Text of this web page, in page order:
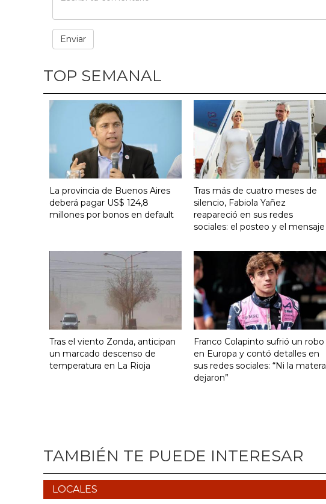
TOP SEMANAL
La provincia de Buenos Aires
deberá pagar US$ 124,8
millones por bonos en default
Tras más de cuatro meses de
silencio, Fabiola Yañez
reapareció en sus redes
sociales: el posteo y el mensaje
Tras el viento Zonda, anticipan
un marcado descenso de
temperatura en La Rioja
Franco Colapinto sufrió un robo
en Europa y contó detalles en
sus redes sociales: “Ni la matera
dejaron”
TAMBIÉN TE PUEDE INTERESAR
LOCALES